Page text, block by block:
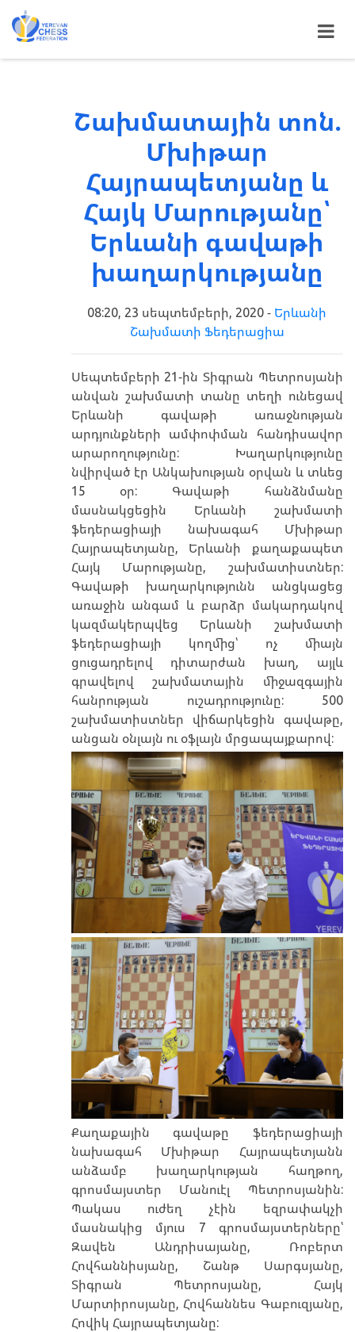
Շախմատային տոն.
Մխիթար
Հայրապետյանը և
Հայկ Մարությանը՝
Երևանի գավաթի
խաղարկությանը
08:20, 23 սեպտեմբերի, 2020 - Երևանի
Շախմատի Ֆեդերացիա
Սեպտեմբերի 21-ին Տիգրան Պետրոսյանի
անվան շախմատի տանը տեղի ունեցավ
Երևանի գավաթի առաջնության
արդյունքների ամփոփման հանդիսավոր
արարողությունը: Խաղարկությունը
նվիրված էր Անկախության օրվան և տևեց
15 օր: Գավաթի հանձնմանը
մասնակցեցին Երևանի շախմատի
ֆեդերացիայի նախագահ Մխիթար
Հայրապետյանը, Երևանի քաղաքապետ
Հայկ Մարությանը, շախմատիստներ:
Գավաթի խաղարկությունն անցկացեց
առաջին անգամ և բարձր մակարդակով
կազմակերպվեց Երևանի շախմատի
ֆեդերացիայի կողմից՝ ոչ միայն
ցուցադրելով դիտարժան խաղ, այլև
գրավելով շախմատային միջազգային
հանրության ուշադրությունը: 500
շախմատիստներ վիճարկեցին գավաթը,
անցան օնլայն ու օֆլայն մրցապայքարով:
Քաղաքային գավաթը ֆեդերացիայի
նախագահ Մխիթար Հայրապետյանն
անձամբ խաղարկության հաղթող,
գրոսմայստեր Մանուէլ Պետրոսյանին:
Պակաս ուժեղ չէին եզրափակչի
մասնակից մյուս 7 գրոսմայստերները՝
Զավեն Անդրիսայանը, Ռոբերտ
Հովհաննիսյանը, Շանթ Սարգսյանը,
Տիգրան Պետրոսյանը, Հայկ
Մարտիրոսյանը, Հովհաննես Գաբուզյանը,
Հովիկ Հայրապետյանը: